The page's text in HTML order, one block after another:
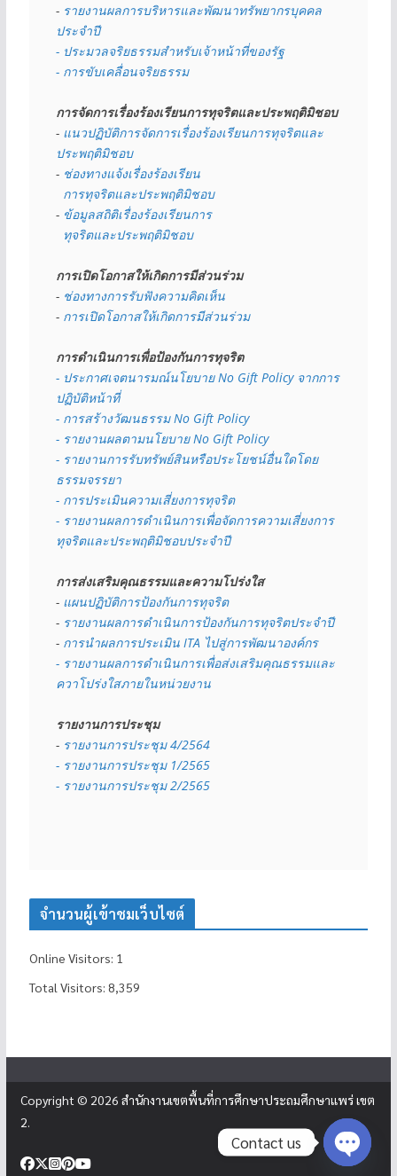
- รายงานผลการบริหารและพัฒนาทรัพยากรบุคคล
ประจำปี
- ประมวลจริยธรรมสำหรับเจ้าหน้าที่ของรัฐ
- การขับเคลื่อนจริยธรรม
การจัดการเรื่องร้องเรียนการทุจริตและประพฤติมิชอบ
- แนวปฏิบัติการจัดการเรื่องร้องเรียนการทุจริตและ
ประพฤติมิชอบ
- ช่องทางแจ้งเรื่องร้องเรียน
  การทุจริตและประพฤติมิชอบ
- ข้อมูลสถิติเรื่องร้องเรียนการ
  ทุจริตและประพฤติมิชอบ
การเปิดโอกาสให้เกิดการมีส่วนร่วม
- ช่องทางการรับฟังความคิดเห็น
- การเปิดโอกาสให้เกิดการมีส่วนร่วม
การดำเนินการเพื่อป้องกันการทุจริต
- ประกาศเจตนารมณ์นโยบาย No Gift Policy จากการ
ปฏิบัติหน้าที่
- การสร้างวัฒนธรรม No Gift Policy
- รายงานผลตามนโยบาย No Gift Policy
- รายงานการรับทรัพย์สินหรือประโยชน์อื่นใดโดย
ธรรมจรรยา
- การประเมินความเสี่ยงการทุจริต
- รายงานผลการดำเนินการเพื่อจัดการความเสี่ยงการ
ทุจริตและประพฤติมิชอบประจำปี
การส่งเสริมคุณธรรมและความโปร่งใส
- แผนปฏิบัติการป้องกันการทุจริต
- รายงานผลการดำเนินการป้องกันการทุจริตประจำปี
- การนำผลการประเมิน ITA ไปสู่การพัฒนาองค์กร
- รายงานผลการดำเนินการเพื่อส่งเสริมคุณธรรมและ
ควาโปร่งใสภายในหน่วยงาน
รายงานการประชุม
- รายงานการประชุม 4/2564
- รายงานการประชุม 1/2565
- รายงานการประชุม 2/2565
จำนวนผู้เข้าชมเว็บไซต์
Online Visitors: 1
Total Visitors: 8,359
Copyright © 2026 สำนักงานเขตพื้นที่การศึกษาประถมศึกษาแพร่ เขต
2.
Contact us